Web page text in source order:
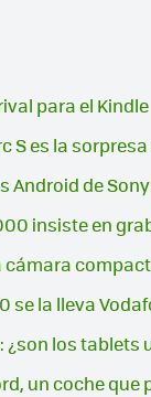
para el Kindle
S es la
Android de
insiste en
se la lleva
¿son los tablets
un coche